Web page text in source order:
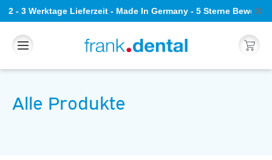
- 3 Werktage Lieferzeit - Made In Germany - 5 Sterne
Direkt
zum
Warenkorb
Alle Produkte